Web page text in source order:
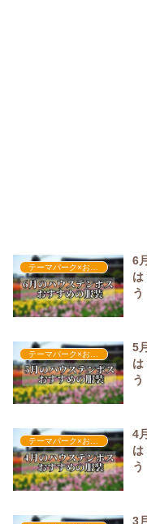
テーマパーク×おすすめの服装
6
は
う
5
は
う
4
は
う
3